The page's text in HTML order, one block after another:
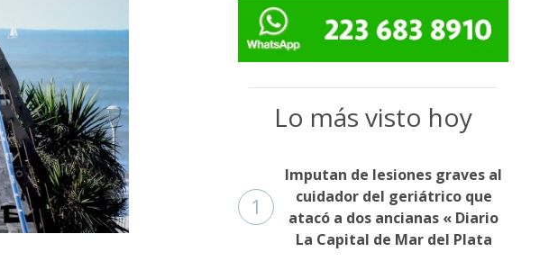
Lo más visto hoy
1
Imputan de lesiones graves al
cuidador del geriátrico que
atacó a dos ancianas « Diario
La Capital de Mar del Plata